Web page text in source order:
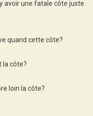
Redhill!
avoir une fatale côte juste
quand cette côte?
la côte?
loin la côte?